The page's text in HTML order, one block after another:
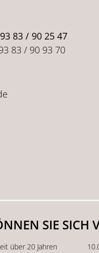
83 / 90 25 47
83 / 90 93 70
SIE SICH
über 20 Jahren